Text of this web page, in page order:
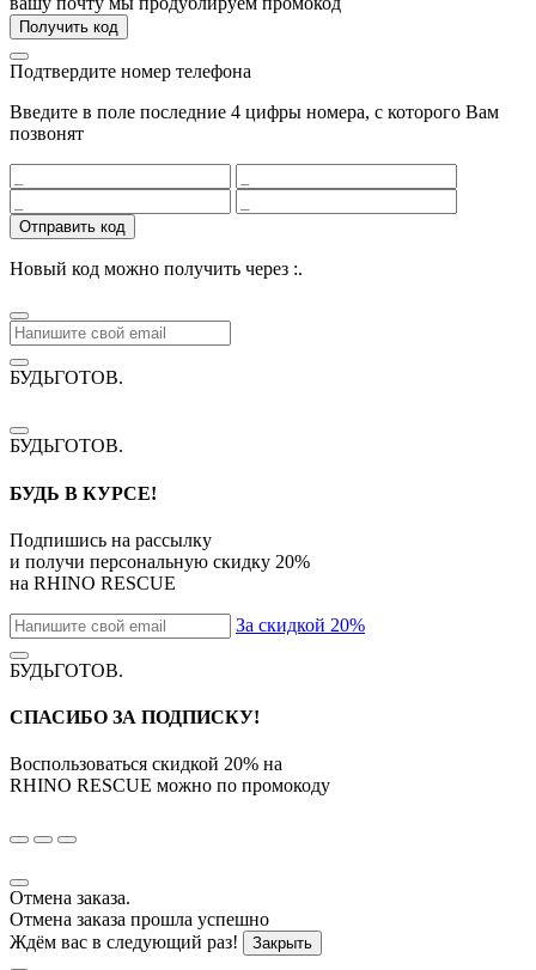
Получить код
Подтвердите номер телефона
Введите в поле последние 4 цифры номера, с которого Вам
позвонят
Отправить код
Новый код можно получить через :.
БУДЬГОТОВ.
БУДЬГОТОВ.
БУДЬ В КУРСЕ!
Подпишись на рассылку
и получи персональную скидку 20%
на RHINO RESCUE
За скидкой 20%
БУДЬГОТОВ.
СПАСИБО ЗА ПОДПИСКУ!
Воспользоваться скидкой 20% на
RHINO RESCUE можно по промокоду
Отмена заказа.
Отмена заказа прошла успешно
Ждём вас в следующий раз!
Закрыть